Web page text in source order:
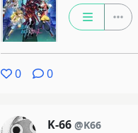
0 0
K-66 @K66